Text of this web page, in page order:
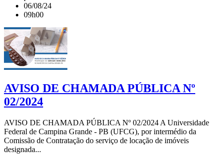
06/08/24
09h00
AVISO DE CHAMADA PÚBLICA Nº
02/2024
AVISO DE CHAMADA PÚBLICA Nº 02/2024 A Universidade
Federal de Campina Grande - PB (UFCG), por intermédio da
Comissão de Contratação do serviço de locação de imóveis
designada...